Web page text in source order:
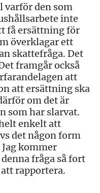
varför den som
inte
få ersättning för
överklagar ett
skattefråga. Det
framgår också
att
att ersättning ska
om det är
som har slarvat.
enkelt att
det någon form
kommer
fråga så fort
rapportera.